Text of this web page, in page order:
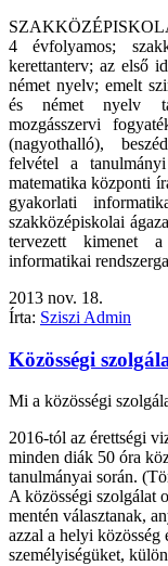
4 évfolyamos;
kerettanterv; az első
német nyelv; emelt
és német nyelv
mozgásszervi
(nagyothalló),
felvétel a
matematika központi
gyakorlati
szakközépiskolai
tervezett kimenet a
informatikai
2013 nov. 18.
Írta: Sziszi Admin
Közösségi
Mi a közösségi
2016-tól az érettségi
minden diák 50 óra
tanulmányai során.
A közösségi szolgálat
mentén választanak,
azzal a helyi közösség
személyiségüket,